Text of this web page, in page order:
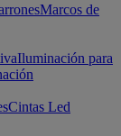
Marcos de
Iluminación para
Cintas Led